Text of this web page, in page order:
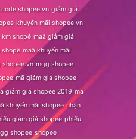
shopee.vn giảm giá
khuyến mãi shopee.vn
km shopê maã giảm giá
shopê maã khuyến mãi
shopee.vn mgg shopee
mã giảm giá shopee
giảm giá shopee 2019 mã
khuyến mãi shopee nhận
giảm giá shopee phiếu
shopee shopee